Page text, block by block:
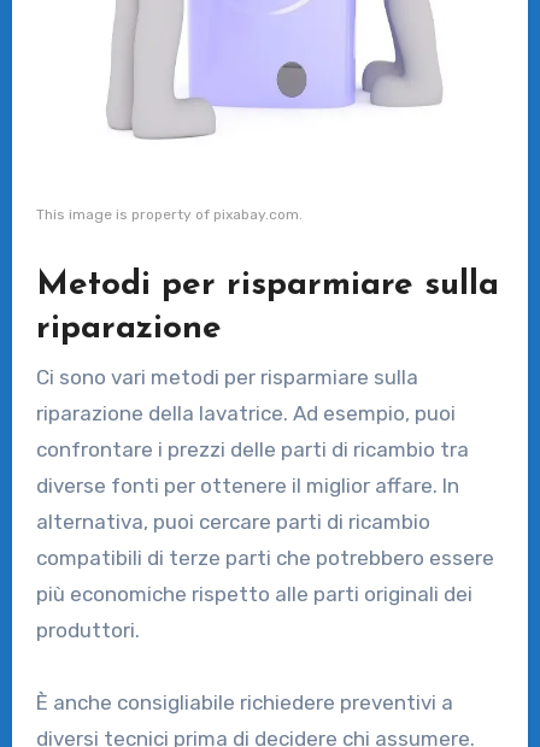
This image is property of pixabay.com.
Metodi per risparmiare sulla
riparazione
Ci sono vari metodi per risparmiare sulla
riparazione della lavatrice. Ad esempio, puoi
confrontare i prezzi delle parti di ricambio tra
diverse fonti per ottenere il miglior affare. In
alternativa, puoi cercare parti di ricambio
compatibili di terze parti che potrebbero essere
più economiche rispetto alle parti originali dei
produttori.
È anche consigliabile richiedere preventivi a
diversi tecnici prima di decidere chi assumere.